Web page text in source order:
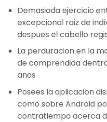
Demasiada ejercicio
excepcional raiz de
despues el cabello
La perduracion en la
de comprendida
anos
Posees la aplicacion
como sobre Android
contratiempo acerca